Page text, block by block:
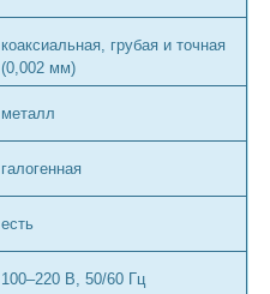
коаксиальная, грубая и точная
(0,002 мм)
металл
галогенная
есть
100–220 В, 50/60 Гц